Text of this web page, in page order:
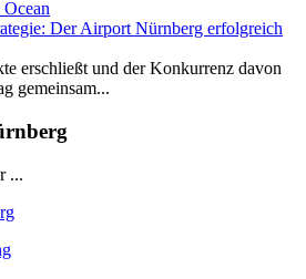
Der Airport Nürnberg erfolgreich
erschließt und der Konkurrenz davon
gemeinsam...
...